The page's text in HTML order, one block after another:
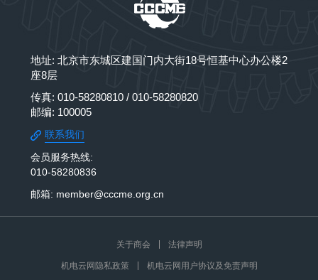
地址: 北京市东城区建国门内大街18号恒基中心办公楼2
座8层
传真: 010-58280810 / 010-58280820
邮编: 100005
联系我们
会员服务热线:
010-58280836
邮箱: member@cccme.org.cn
关于商会 法律声明
机电云网隐私政策 机电云网用户协议及免责声明